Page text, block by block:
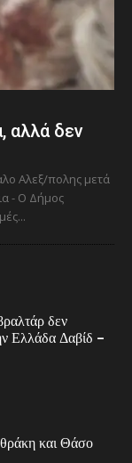
αλλά δεν
Αλεξ/πολης μετά
- Ο Δήμος
δεν
Ελλάδα Δαβίδ –
και Θάσο